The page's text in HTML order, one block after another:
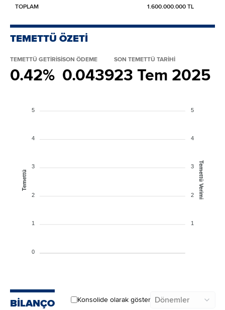
TOPLAM 1.600.000.000 TL
TEMETTÜ ÖZETİ
TEMETTÜ GETİRİSİ
0.42%
SON ÖDEME
0.0439
SON TEMETTÜ TARİHİ
23 Tem 2025
5
4
3
2
1
0
Temettü
5
4
3
2
1
Temettü Verimi
BİLANÇO Konsolide olarak göster Dönemler